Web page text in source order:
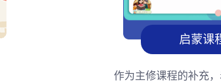
启蒙课
作为主修课程的补充